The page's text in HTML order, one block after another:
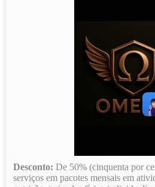
Desconto: De 50% (cinquenta por
serviços em pacotes mensais em